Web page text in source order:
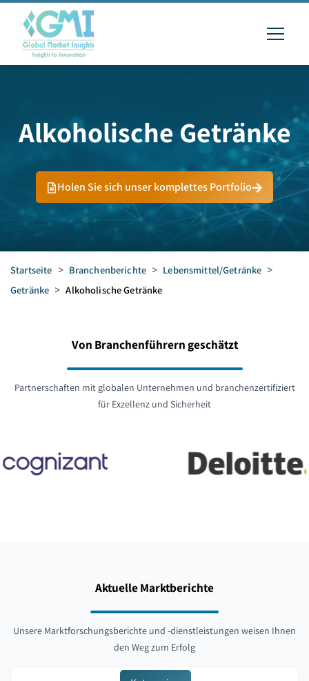
Alkoholische Getränke
Holen Sie sich unser komplettes Portfolio
Startseite > Branchenberichte > Lebensmittel/Getränke >
Getränke > Alkoholische Getränke
Von Branchenführern geschätzt
Partnerschaften mit globalen Unternehmen und branchenzertifiziert
für Exzellenz und Sicherheit
Aktuelle Marktberichte
Unsere Marktforschungsberichte und -dienstleistungen weisen Ihnen
den Weg zum Erfolg